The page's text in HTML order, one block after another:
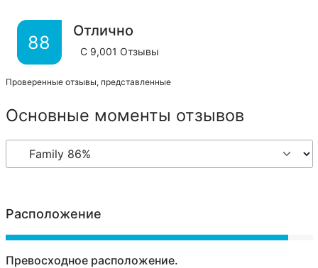
88
Отлично
С 9,001 Отзывы
Проверенные отзывы, представленные
Основные моменты отзывов
Расположение
Превосходное расположение.